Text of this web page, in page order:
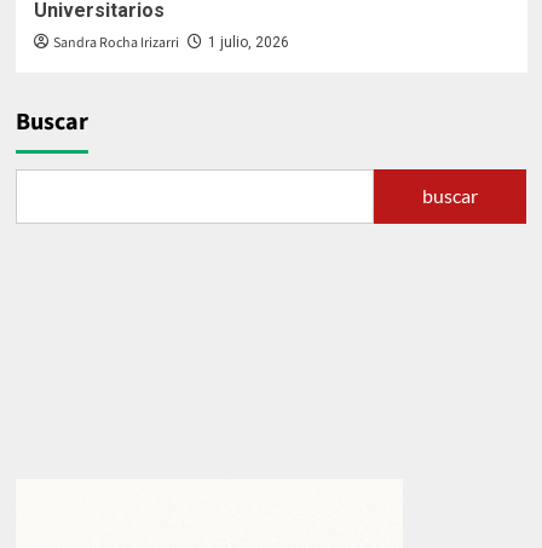
Universitarios
Sandra Rocha Irizarri 1 julio, 2026
Buscar
buscar